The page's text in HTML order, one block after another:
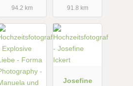
94.2 km
91.8 km
Josefine